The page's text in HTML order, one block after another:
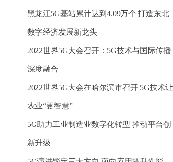
黑龙江5G基站累计达到4.09万个 打造东北
数字经济发展新龙头
2022世界5G大会召开：5G技术与国际传播
深度融合
2022世界5G大会在哈尔滨市召开 5G技术让
农业“更智慧”
5G助力工业制造业数字化转型 推动平台创
新升级